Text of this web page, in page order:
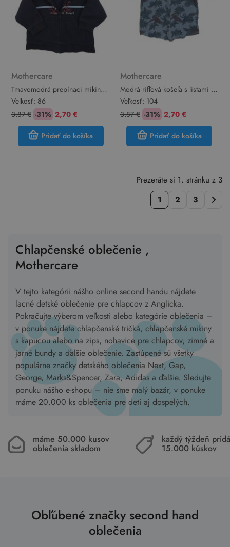
Mothercare
Tmavomodrá prepínaci mikina s
nápisom a kapucňou
Mothercare
Veľkosť: 86
3,87 € -31% 2,70 €
Pridať do košíka
Mothercare
Modrá rifľová košeľa s listami a
papoušky Mothercare
Veľkosť: 104
3,87 € -31% 2,70 €
Pridať do košíka
Prezeráte si 1. stránku z 3
1
2 3
Chlapčenské oblečenie ,
Mothercare
V tejto kategórii nášho online second handu nájdete
lacné detské oblečenie pre chlapcov z Anglicka.
Pokračujte výberom veľkosti alebo kategórie oblečenia –
v ponuke nájdete chlapčenské tričká, chlapčenské mikiny
s kapucou alebo na zips, nohavice pre chlapcov, zimné a
jarné bundy a ďalšie oblečenie. Zastúpené sú všetky
populárne značky detského oblečenia Next, Gap,
George, Marks&Spencer, Zara, Adidas a ďalšie. Sledujte
ponuku nášho e-shopu – nie sme malý bazár, v ponuke
máme 20.000 ks oblečenia pre deti aj dospelých.
máme 50.000 kusov
oblečenia skladom
každý týždeň
15.000 kúskov
Obľúbené značky second hand
oblečenia